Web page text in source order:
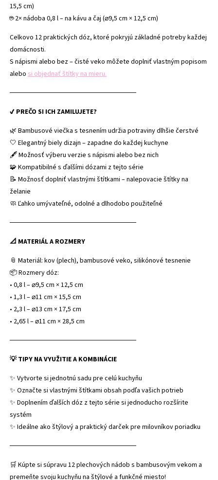
15,5 cm)
☕ 2× nádoba 0,8 l – na kávu a čaj (⌀9,5 cm × 12,5 cm)
Celkovo 12 praktických dóz, ktoré pokryjú základné potreby každej
domácnosti.
S nápismi alebo bez – čisté veko môžete doplniť vlastným popisom
alebo si objednať štítky na mieru.
──────────────────────────
✔ PREČO SI ICH ZAMILUJETE?
🌿 Bambusové viečka s tesnením udržia potraviny dlhšie čerstvé
🤍 Elegantný biely dizajn – zapadne do každej kuchyne
🖋 Možnosť výberu verzie s nápismi alebo bez nich
🧩 Kompatibilné s ďalšími dózami z tejto série
📝 Možnosť doplniť vlastnými štítkami – nalepovacie štítky na
želanie
🧼 Ľahko umývateľné, odolné a dlhodobo použiteľné
──────────────────────────
📐 MATERIÁL A ROZMERY
📎 Materiál: kov (plech), bambusové veko, silikónové tesnenie
📦 Rozmery dóz:
• 0,8 l – ⌀9,5 cm × 12,5 cm
• 1,3 l – ⌀11 cm × 15,5 cm
• 2,3 l – ⌀13 cm × 17,5 cm
• 2,65 l – ⌀11 cm × 28,5 cm
──────────────────────────
💡 TIPY NA VYUŽITIE A KOMBINÁCIE
✨ Vytvorte si jednotnú sadu pre celú kuchyňu
✨ Označte si vlastnými štítkami obsah podľa vašich potrieb
✨ Doplnením ďalších dóz z tejto série si jednoducho rozšírite
systém
✨ Ideálne ako štýlový a praktický darček pre milovníkov poriadku
──────────────────────────
🛒 Kúpte si súpravu 12 plechových nádob s bambusovým vekom a
premeňte svoju kuchyňu na štýlové a funkčné miesto!